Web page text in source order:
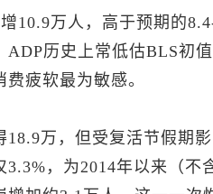
10.9万人，高于预期的
ADP历史上常低估BLS初
疲软最为敏感。
18.9万，但受复活节假期
3.3%，为2014年以来（